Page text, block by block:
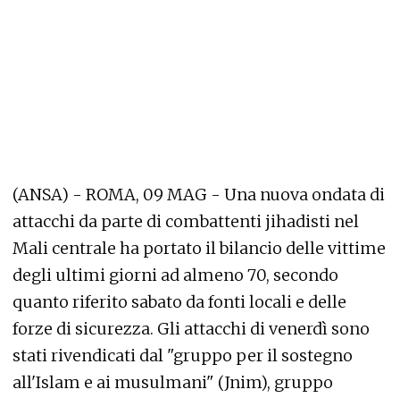
(ANSA) - ROMA, 09 MAG - Una nuova ondata di
attacchi da parte di combattenti jihadisti nel
Mali centrale ha portato il bilancio delle vittime
degli ultimi giorni ad almeno 70, secondo
quanto riferito sabato da fonti locali e delle
forze di sicurezza. Gli attacchi di venerdì sono
stati rivendicati dal "gruppo per il sostegno
all'Islam e ai musulmani" (Jnim), gruppo